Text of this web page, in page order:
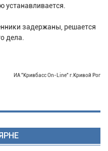
устанавливается.
задержаны, решается
дела.
ИА "Кривбасс On-Line" г.Кривой Рог